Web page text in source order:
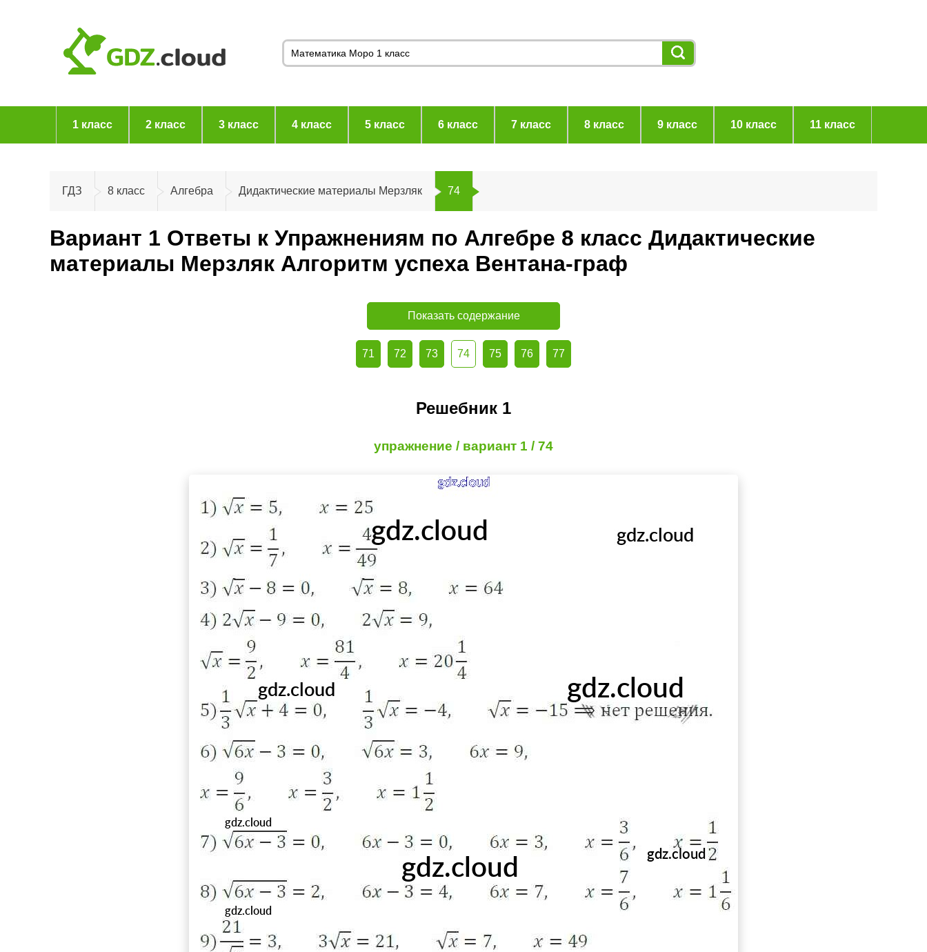
1 класс 2 класс 3 класс 4 класс 5 класс 6 класс 7 класс 8 класс 9 класс 10 класс 11 класс
ГДЗ 8 класс Алгебра Дидактические материалы Мерзляк 74
Вариант 1 Ответы к Упражнениям по Алгебре 8 класс Дидактические
материалы Мерзляк Алгоритм успеха Вентана-граф
Показать содержание
71 72 73 74 75 76 77
Решебник 1
упражнение / вариант 1 / 74